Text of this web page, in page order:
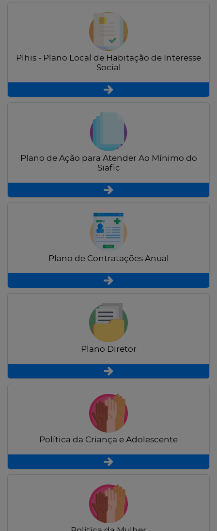
Plhis - Plano Local de Habitação de Interesse
Social
Plano de Ação para Atender Ao Mínimo do
Siafic
Plano de Contratações Anual
Plano Diretor
Política da Criança e Adolescente